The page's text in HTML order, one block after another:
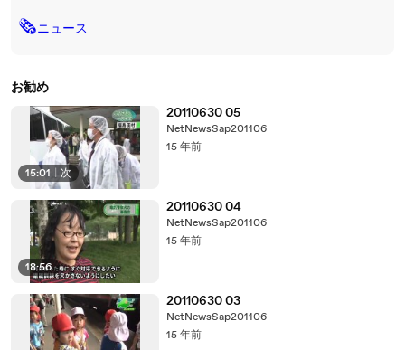
🗞ニュース
お勧め
15:01 次
20110630 05
NetNewsSap201106
15 年前
18:56
20110630 04
NetNewsSap201106
15 年前
20110630 03
NetNewsSap201106
15 年前